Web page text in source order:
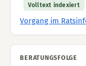
Volltext indexiert
Vorgang im
BERATUNGSFOLGE